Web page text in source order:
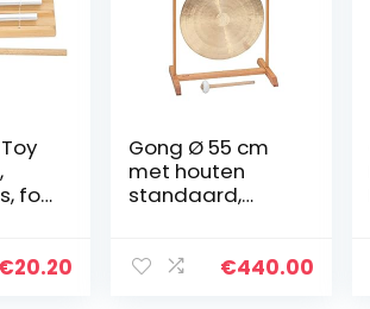
for
€20.20
Gong Ø 55 cm
met houten
standaard,
€440.00